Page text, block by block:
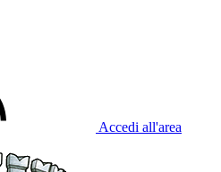
Accedi all'area